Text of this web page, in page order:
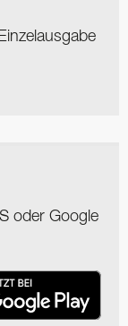
oder Google